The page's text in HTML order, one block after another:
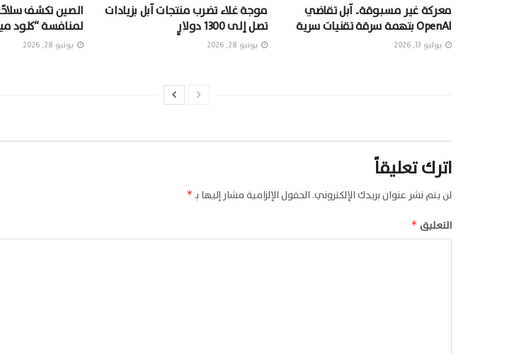
معركة غير مسبوقة.. آبل تقاضي
OpenAI بتهمة سرقة تقنيات سرية
يوليو 13, 2026
موجة غلاء تضرب منتجات آبل بزيادات
تصل إلى 1300 دولارٍ
يونيو 28, 2026
الصين تكشف سلاحًا
لمنافسة “كلود
يونيو 28, 2026
اترك تعليقاً
لن يتم نشر عنوان بريدك الإلكتروني. الحقول الإلزامية مشار إليها بـ*
التعليق *